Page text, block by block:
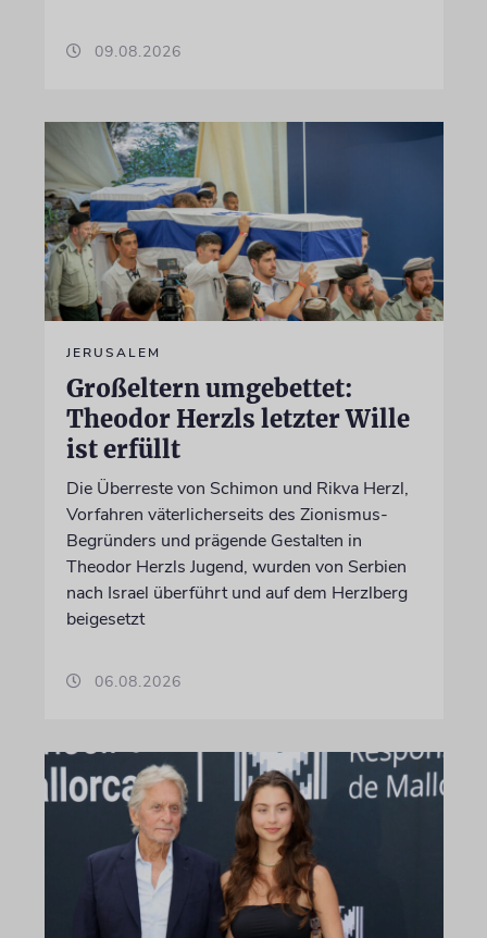
09.08.2026
JERUSALEM
Großeltern umgebettet:
Theodor Herzls letzter Wille
ist erfüllt
Die Überreste von Schimon und Rikva Herzl,
Vorfahren väterlicherseits des Zionismus-
Begründers und prägende Gestalten in
Theodor Herzls Jugend, wurden von Serbien
nach Israel überführt und auf dem Herzlberg
beigesetzt
06.08.2026